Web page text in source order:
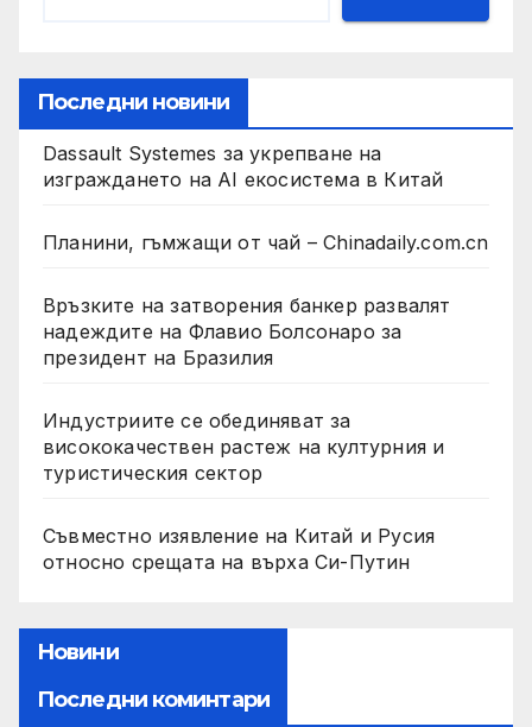
Последни новини
Dassault Systemes за укрепване на
изграждането на AI екосистема в Китай
Планини, гъмжащи от чай – Chinadaily.com.cn
Връзките на затворения банкер развалят
надеждите на Флавио Болсонаро за
президент на Бразилия
Индустриите се обединяват за
висококачествен растеж на културния и
туристическия сектор
Съвместно изявление на Китай и Русия
относно срещата на върха Си-Путин
Новини
Последни коминтари